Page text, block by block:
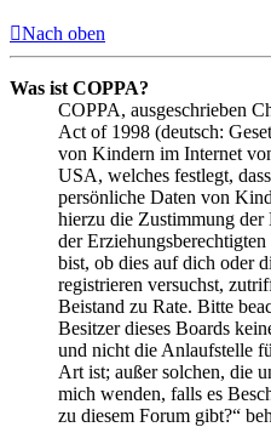
Nach oben
Was ist COPPA?
COPPA, ausgeschrieben
Act of 1998 (deutsch:
von Kindern im Internet
USA, welches festlegt,
persönliche Daten von
hierzu die Zustimmung der
der
bist, ob dies auf dich oder
registrieren versuchst,
Beistand zu Rate. Bitte
Besitzer dieses Boards
und nicht die Anlaufstelle
Art ist; außer solchen, die
mich wenden, falls es
zu diesem Forum gibt?“